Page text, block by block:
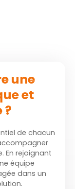
une
et
?
de chacun
En rejoignant
équipe
dans un